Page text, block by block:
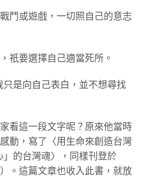
鬥或遊戲，一切照自己的意志
祇要選擇自己適當死所。
是向自己表白，並不想尋找
看這一段文字呢？原來他當時
動，寫了〈用生命來創造台灣
的台灣魂〉，同樣刊登於
。這篇文章也收入此書，就放